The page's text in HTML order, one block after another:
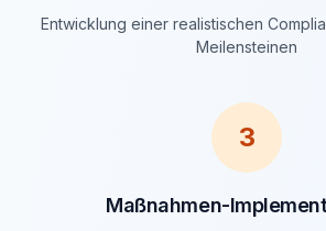
Entwicklung einer realistischen
Meilensteinen
3
Maßnahmen-